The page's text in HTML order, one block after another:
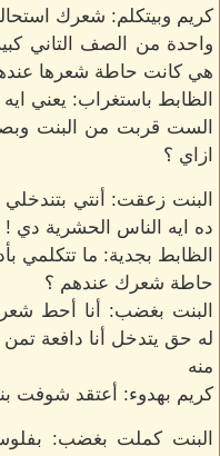
كريم وبيتكلم: شعرك
واحدة من الصف التاني
هي كانت حاطة شعرها
الظابط باستغراب: يعني
الست قربت من البنت
ازاي ؟
البنت زعقت: أنتي
ده ايه الناس الحشرية دي !
الظابط بجدية: ما تتكلمي
حاطة شعرك عندهم ؟
البنت بغضب: أنا أحط
له حق يتدخل أنا دافعة
منه
كريم بهدوء: أعتقد شوفت
البنت كملت بغضب: